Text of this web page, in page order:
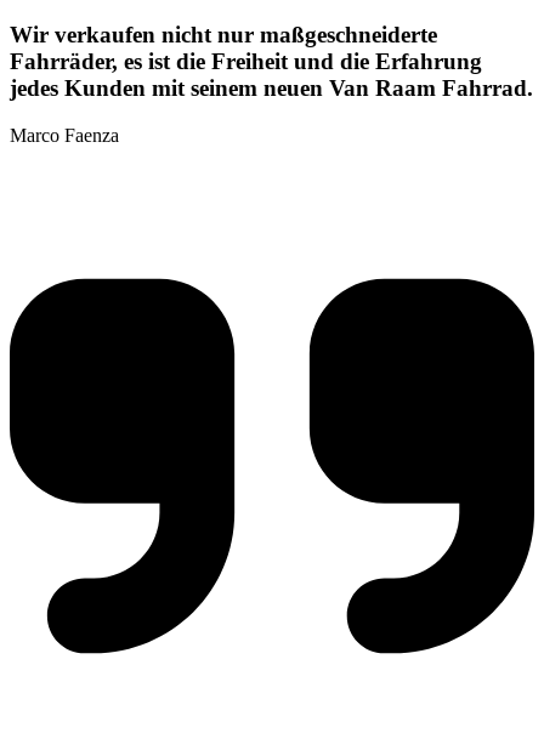
Wir verkaufen nicht nur maßgeschneiderte
Fahrräder, es ist die Freiheit und die Erfahrung
jedes Kunden mit seinem neuen Van Raam Fahrrad.
Marco Faenza